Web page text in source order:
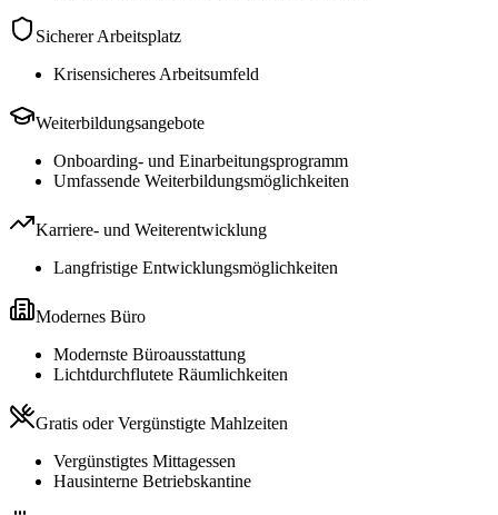
Sicherer Arbeitsplatz
Krisensicheres Arbeitsumfeld
Weiterbildungsangebote
Onboarding- und Einarbeitungsprogramm
Umfassende Weiterbildungsmöglichkeiten
Karriere- und Weiterentwicklung
Langfristige Entwicklungsmöglichkeiten
Modernes Büro
Modernste Büroausstattung
Lichtdurchflutete Räumlichkeiten
Gratis oder Vergünstigte Mahlzeiten
Vergünstigtes Mittagessen
Hausinterne Betriebskantine